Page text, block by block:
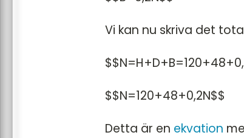
Vi kan nu skriva det
$$N=120+48+0,2N$$
Detta är en ekvation